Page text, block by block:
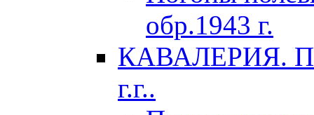
обр.1943 г.
КАВАЛЕРИЯ.
г.г..